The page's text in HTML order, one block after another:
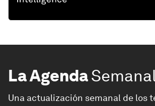
La Agenda
Una actualización semanal de los